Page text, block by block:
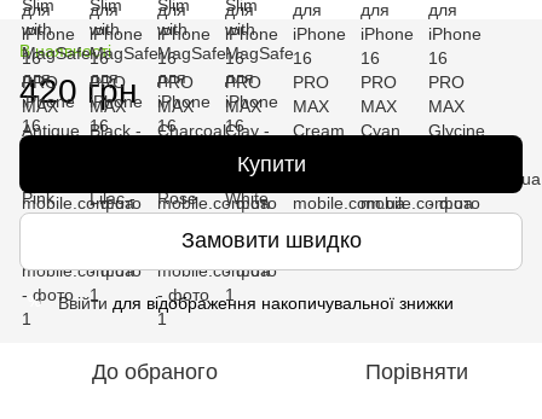
В наявності
420 грн
Купити
Замовити швидко
% Ввійти для відображення накопичувальної знижки
До обраного Порівняти